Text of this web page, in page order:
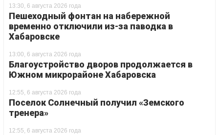
13:30, 6 августа 2026 года
Пешеходный фонтан на набережной
временно отключили из-за паводка в
Хабаровске
13:00, 6 августа 2026 года
Благоустройство дворов продолжается в
Южном микрорайоне Хабаровска
12:55, 6 августа 2026 года
Поселок Солнечный получил «Земского
тренера»
12:55, 6 августа 2026 года